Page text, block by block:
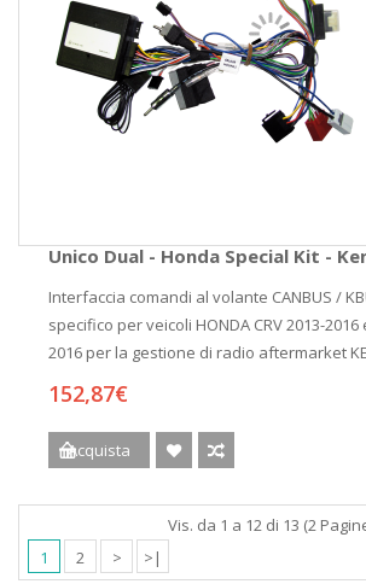
Unico Dual - Honda Special Kit -
Interfaccia comandi al volante CANBUS /
specifico per veicoli HONDA CRV 2013-2016
2016 per la gestione di radio aftermarket
152,87€
Acquista
Vis. da 1 a 12 di 13 (2
1
2 > >|